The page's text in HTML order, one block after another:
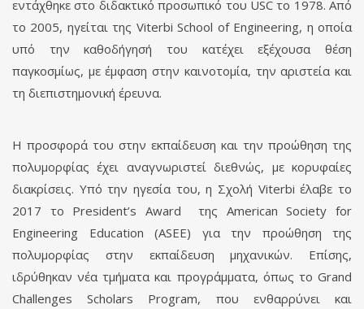
εντάχθηκε στο διδακτικό προσωπικό του USC το 1978. Από
το 2005, ηγείται της Viterbi School of Engineering, η οποία
υπό την καθοδήγησή του κατέχει εξέχουσα θέση
παγκοσμίως, με έμφαση στην καινοτομία, την αριστεία και
τη διεπιστημονική έρευνα.
Η προσφορά του στην εκπαίδευση και την προώθηση της
πολυμορφίας έχει αναγνωριστεί διεθνώς, με κορυφαίες
διακρίσεις. Υπό την ηγεσία του, η Σχολή Viterbi έλαβε το
2017 το President’s Award της American Society for
Engineering Education (ASEE) για την προώθηση της
πολυμορφίας στην εκπαίδευση μηχανικών. Επίσης,
ιδρύθηκαν νέα τμήματα και προγράμματα, όπως το Grand
Challenges Scholars Program, που ενθαρρύνει και